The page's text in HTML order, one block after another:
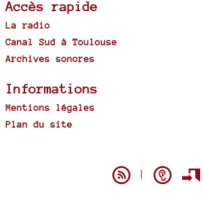
Accès rapide
La radio
Canal Sud à Toulouse
Archives sonores
Informations
Mentions légales
Plan du site
|